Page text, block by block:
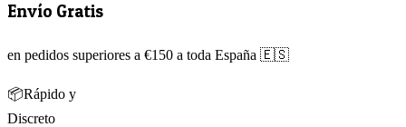
Envío Gratis
en pedidos superiores a €150 a toda España 🇪🇸
📦Rápido y
Discreto